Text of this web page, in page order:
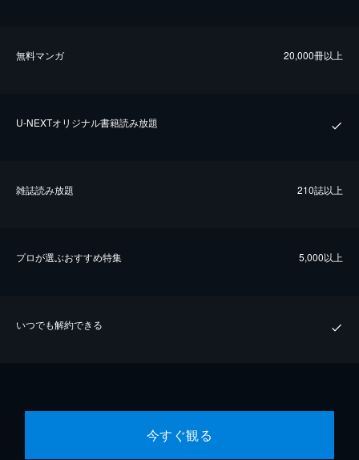
無料マンガ 20,000冊以上
U-NEXTオリジナル書籍読み放題
雑誌読み放題 210誌以上
プロが選ぶおすすめ特集 5,000以上
いつでも解約できる
今すぐ観る